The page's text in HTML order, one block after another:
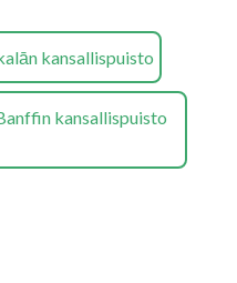
kansallispuisto
kansallispuisto